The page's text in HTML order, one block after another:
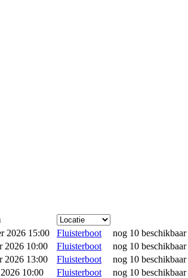
2026 15:00
Fluisterboot nog 10 beschikbaar
2026 10:00
Fluisterboot nog 10 beschikbaar
2026 13:00
Fluisterboot nog 10 beschikbaar
10:00
Fluisterboot nog 10 beschikbaar